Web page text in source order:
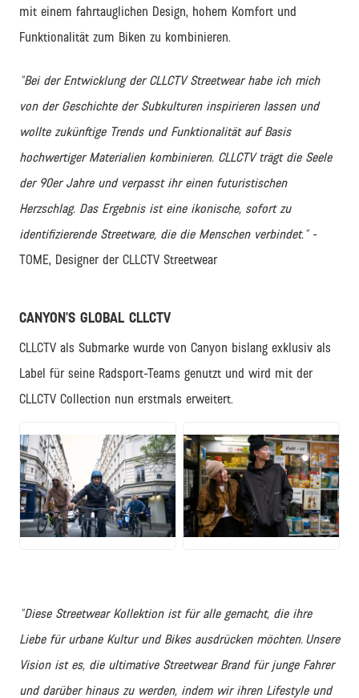
mit einem fahrtauglichen Design, hohem Komfort und
Funktionalität zum Biken zu kombinieren.
"Bei der Entwicklung der CLLCTV Streetwear habe ich mich
von der Geschichte der Subkulturen inspirieren lassen und
wollte zukünftige Trends und Funktionalität auf Basis
hochwertiger Materialien kombinieren. CLLCTV trägt die Seele
der 90er Jahre und verpasst ihr einen futuristischen
Herzschlag. Das Ergebnis ist eine ikonische, sofort zu
identifizierende Streetware, die die Menschen verbindet." -
TOME, Designer der CLLCTV Streetwear
CANYON’S GLOBAL CLLCTV
CLLCTV als Submarke wurde von Canyon bislang exklusiv als
Label für seine Radsport-Teams genutzt und wird mit der
CLLCTV Collection nun erstmals erweitert.
JPG JPG
"Diese Streetwear Kollektion ist für alle gemacht, die ihre
Liebe für urbane Kultur und Bikes ausdrücken möchten. Unsere
Vision ist es, die ultimative Streetwear Brand für junge Fahrer
und darüber hinaus zu werden, indem wir ihren Lifestyle und